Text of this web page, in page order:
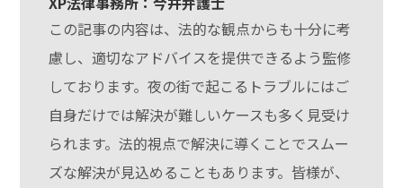
この記事の内容は、法的な観点からも十分に考
慮し、適切なアドバイスを提供できるよう監修
しております。夜の街で起こるトラブルにはご
自身だけでは解決が難しいケースも多く見受け
られます。法的視点で解決に導くことでスムー
ズな解決が見込めることもあります。皆様が、